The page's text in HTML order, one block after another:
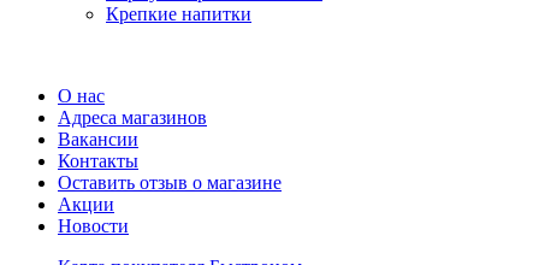
Крепкие напитки
О нас
Адреса магазинов
Вакансии
Контакты
Оставить отзыв о магазине
Акции
Новости